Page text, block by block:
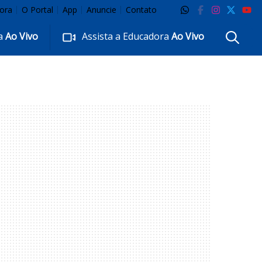
O Portal App Anuncie Contato
Ao Vivo Assista a EducadoraAo Vivo